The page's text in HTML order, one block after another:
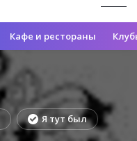
Кафе и рестораны
Я тут был